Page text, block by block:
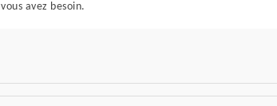
vous avez besoin.